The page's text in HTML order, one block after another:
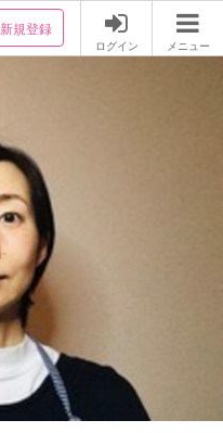
新規登録
ログイン メニュー